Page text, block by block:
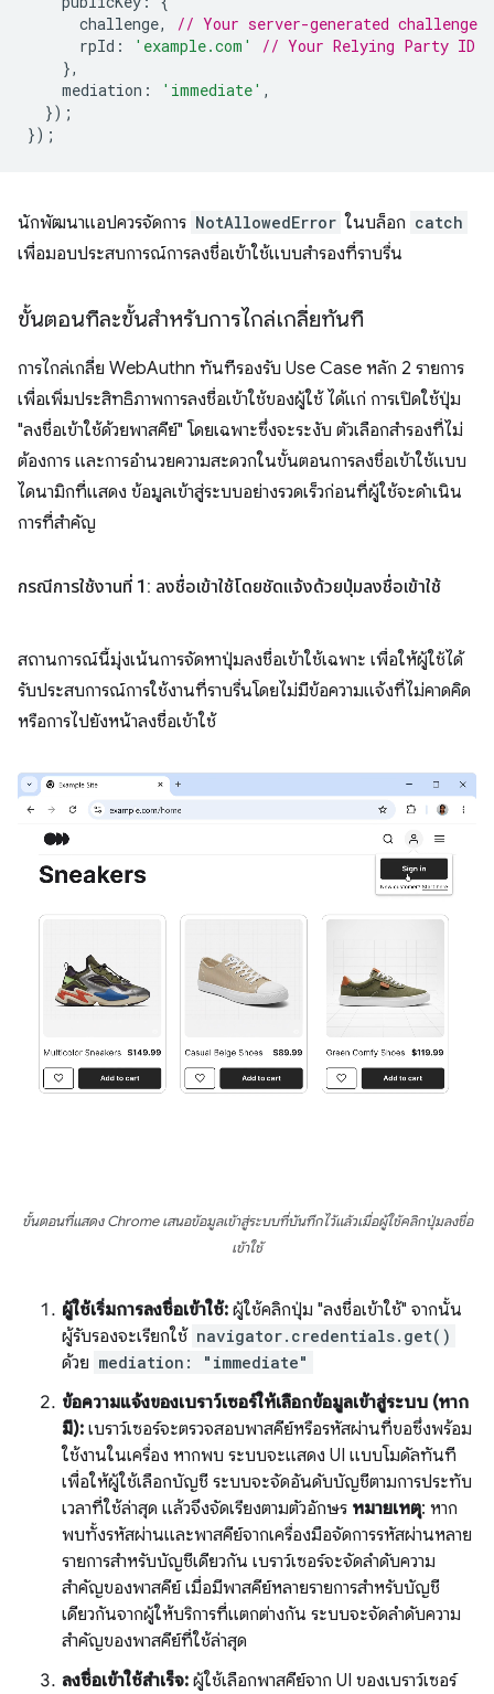
challenge,
// Your server-generated challenge
rpId : 'example.com'
// Your Relying Party ID
},
mediation : 'immediate' ,
});
});
นักพัฒนาแอปควรจัดการ NotAllowedError ในบล็อก catch
เพื่อมอบประสบการณ์การลงชื่อเข้าใช้แบบสำรองที่ราบรื่น
ขั้นตอนทีละขั้นสำหรับการไกล่เกลี่ยทันที
การไกล่เกลี่ย WebAuthn ทันทีรองรับ Use Case หลัก 2 รายการ
เพื่อเพิ่มประสิทธิภาพการลงชื่อเข้าใช้ของผู้ใช้ ได้แก่ การเปิดใช้ปุ่ม
"ลงชื่อเข้าใช้ด้วยพาสคีย์" โดยเฉพาะซึ่งจะระงับ ตัวเลือกสำรองที่ไม่
ต้องการ และการอำนวยความสะดวกในขั้นตอนการลงชื่อเข้าใช้แบบ
ไดนามิกที่แสดง ข้อมูลเข้าสู่ระบบอย่างรวดเร็วก่อนที่ผู้ใช้จะดำเนิน
การที่สำคัญ
กรณีการใช้งานที่ 1: ลงชื่อเข้าใช้โดยชัดแจ้งด้วยปุ่มลงชื่อเข้าใช้
สถานการณ์นี้มุ่งเน้นการจัดหาปุ่มลงชื่อเข้าใช้เฉพาะ เพื่อให้ผู้ใช้ได้
รับประสบการณ์การใช้งานที่ราบรื่นโดยไม่มีข้อความแจ้งที่ไม่คาดคิด
หรือการไปยังหน้าลงชื่อเข้าใช้
ขั้นตอนที่แสดง Chrome เสนอข้อมูลเข้าสู่ระบบที่บันทึกไว้แล้วเมื่อผู้ใช้คลิกปุ่มลงชื่อ
เข้าใช้
ผู้ใช้เริ่มการลงชื่อเข้าใช้: ผู้ใช้คลิกปุ่ม "ลงชื่อเข้าใช้" จากนั้น
ผู้รับรองจะเรียกใช้ navigator.credentials.get()
ด้วย mediation: "immediate"
ข้อความแจ้งของเบราว์เซอร์ให้เลือกข้อมูลเข้าสู่ระบบ (หาก
มี): เบราว์เซอร์จะตรวจสอบพาสคีย์หรือรหัสผ่านที่ขอซึ่งพร้อม
ใช้งานในเครื่อง หากพบ ระบบจะแสดง UI แบบโมดัลทันที
เพื่อให้ผู้ใช้เลือกบัญชี ระบบจะจัดอันดับบัญชีตามการประทับ
เวลาที่ใช้ล่าสุด แล้วจึงจัดเรียงตามตัวอักษร หมายเหตุ: หาก
พบทั้งรหัสผ่านและพาสคีย์จากเครื่องมือจัดการรหัสผ่านหลาย
รายการสำหรับบัญชีเดียวกัน เบราว์เซอร์จะจัดลําดับความ
สําคัญของพาสคีย์ เมื่อมีพาสคีย์หลายรายการสำหรับบัญชี
เดียวกันจากผู้ให้บริการที่แตกต่างกัน ระบบจะจัดลำดับความ
สำคัญของพาสคีย์ที่ใช้ล่าสุด
ลงชื่อเข้าใช้สำเร็จ: ผู้ใช้เลือกพาสคีย์จาก UI ของเบราว์เซอร์